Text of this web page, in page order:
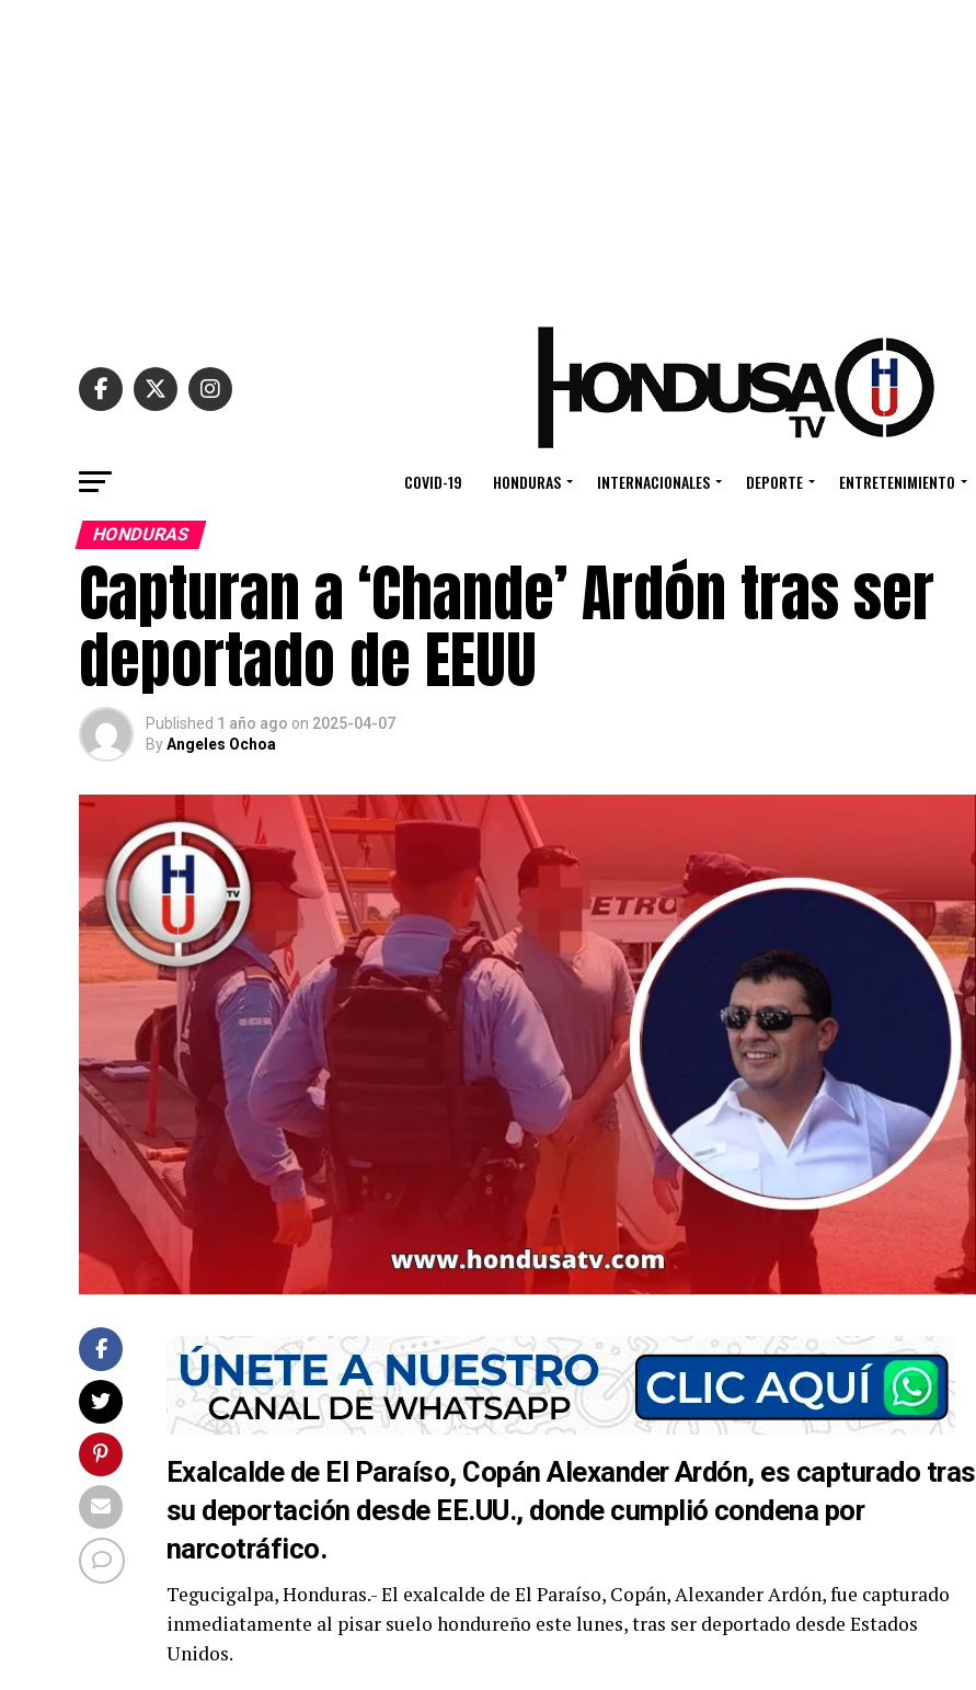
COVID-19 HONDURAS INTERNACIONALES DEPORTE ENTRETENIMIENTO
HONDURAS
Capturan a ‘Chande’ Ardón tras ser
deportado de EEUU
Published 1 año ago on 2025-04-07
ByAngeles Ochoa
Exalcalde de El Paraíso, Copán Alexander Ardón, es capturado tras
su deportación desde EE.UU., donde cumplió condena por
narcotráfico.
Tegucigalpa, Honduras.- El exalcalde de El Paraíso, Copán, Alexander Ardón, fue capturado
inmediatamente al pisar suelo hondureño este lunes, tras ser deportado desde Estados
Unidos.